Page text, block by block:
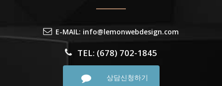
E-MAIL: info@lemonwebdesign.com
TEL: (678) 702-1845
상담신청하기